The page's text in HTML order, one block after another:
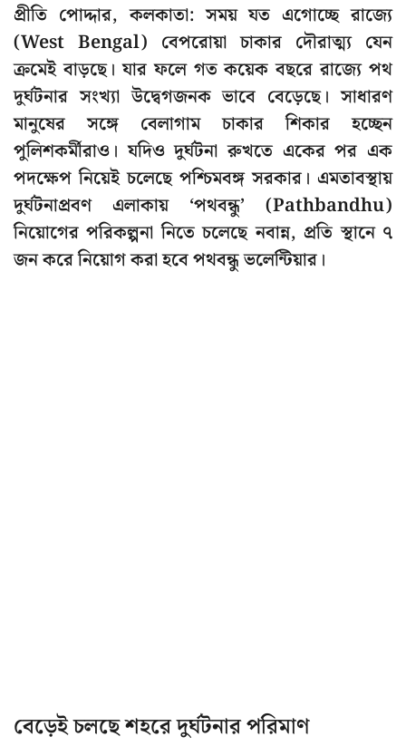
প্রীতি পোদ্দার, কলকাতা: সময় যত এগোচ্ছে রাজ্যে
(West Bengal) বেপরোয়া চাকার দৌরাত্ম্য যেন
ক্রমেই বাড়ছে। যার ফলে গত কয়েক বছরে রাজ্যে পথ
দুর্ঘটনার সংখ্যা উদ্বেগজনক ভাবে বেড়েছে। সাধারণ
মানুষের সঙ্গে বেলাগাম চাকার শিকার হচ্ছেন
পুলিশকর্মীরাও। যদিও দুর্ঘটনা রুখতে একের পর এক
পদক্ষেপ নিয়েই চলেছে পশ্চিমবঙ্গ সরকার। এমতাবস্থায়
দুর্ঘটনাপ্রবণ এলাকায় ‘পথবন্ধু’ (Pathbandhu)
নিয়োগের পরিকল্পনা নিতে চলেছে নবান্ন, প্রতি স্থানে ৭
জন করে নিয়োগ করা হবে পথবন্ধু ভলেন্টিয়ার।
বেড়েই চলছে শহরে দুর্ঘটনার পরিমাণ